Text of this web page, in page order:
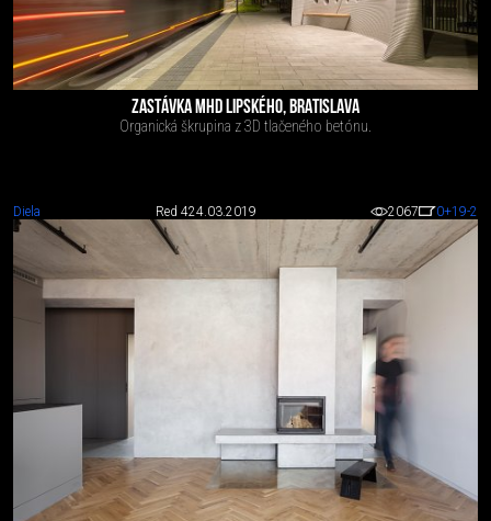
ZASTÁVKA MHD LIPSKÉHO, BRATISLAVA
Organická škrupina z 3D tlačeného betónu.
Diela Red 424.03.2019 2067 0+19-2